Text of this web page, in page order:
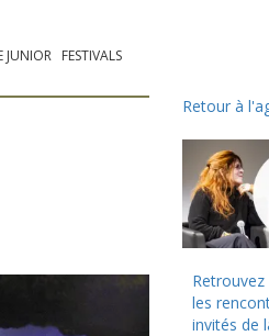
JUNIOR FESTIVALS
Retour à
Retrouvez
les
invités de